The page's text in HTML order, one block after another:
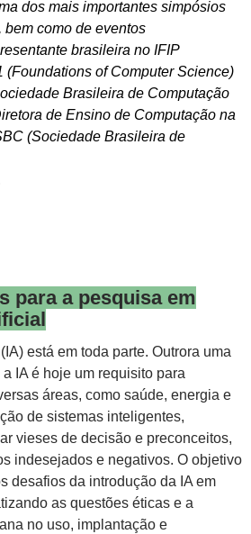
dos mais importantes simpósios
como de eventos
brasileira no IFIP
(Foundations of Computer Science)
Brasileira de Computação
de Ensino de Computação na
(Sociedade Brasileira de
para a pesquisa em
está em toda parte. Outrora uma
IA é hoje um requisito para
áreas, como saúde, energia e
de sistemas inteligentes,
vieses de decisão e preconceitos,
indesejados e negativos. O objetivo
desafios da introdução da IA em
as questões éticas e a
no uso, implantação e